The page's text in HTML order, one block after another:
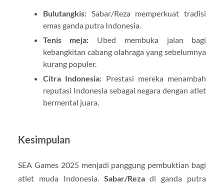
Bulutangkis:Sabar/Reza memperkuat tradisi
emas ganda putra Indonesia.
Tenis meja: Ubed membuka jalan bagi
kebangkitan cabang olahraga yang sebelumnya
kurang populer.
Citra Indonesia: Prestasi mereka menambah
reputasi Indonesia sebagai negara dengan atlet
bermental juara.
Kesimpulan
SEA Games 2025 menjadi panggung pembuktian bagi
atlet muda Indonesia. Sabar/Rezadi ganda putra